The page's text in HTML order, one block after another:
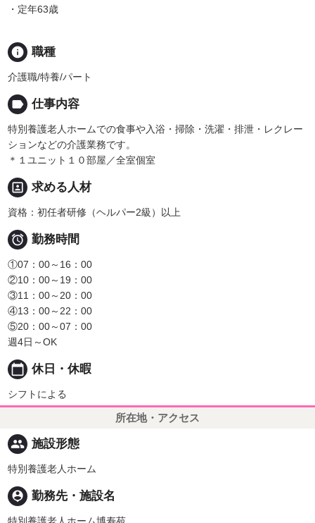
・定年63歳
info 職種
介護職/特養/パート
label 仕事内容
特別養護老人ホームでの食事や入浴・掃除・洗濯・排泄・レクレー
ションなどの介護業務です。
＊１ユニット１０部屋／全室個室
portrait 求める人材
資格：初任者研修（ヘルパー2級）以上
 勤務時間
①07：00～16：00
②10：00～19：00
③11：00～20：00
④13：00～22：00
⑤20：00～07：00
週4日～OK
calendar_today 休日・休暇
シフトによる
所在地・アクセス
people 施設形態
特別養護老人ホーム
person_pin 勤務先・施設名